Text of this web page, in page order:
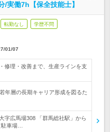
実働7h【保全技能士】
転勤なし 学歴不問
01/07
修理・改善まで、生産ラインを支
年層の長期キャリア形成を図るた
字広馬場308 「群馬総社駅」から
車場…